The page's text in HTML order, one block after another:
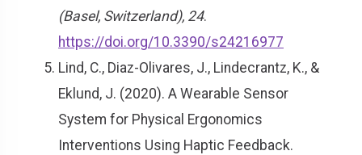
(Basel, Switzerland), 24.
https://doi.org/10.3390/s24216977
Lind, C., Diaz-Olivares, J., Lindecrantz, K., &
Eklund, J. (2020). A Wearable Sensor
System for Physical Ergonomics
Interventions Using Haptic Feedback.